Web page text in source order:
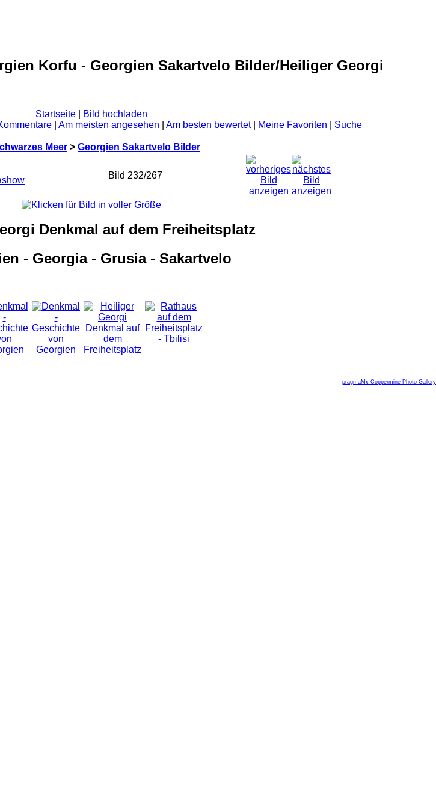
Korfu - Georgien Sakartvelo Bilder/Heiliger Georgi
Startseite
Bild hochladen
Am meisten angesehen Am besten bewertet| Meine Favoriten Suche
Meer > Georgien Sakartvelo Bilder
Bild 232/267
Denkmal auf dem Freiheitsplatz
- Georgia - Grusia - Sakartvelo
pragmaMx-Coppermine Photo Gallery